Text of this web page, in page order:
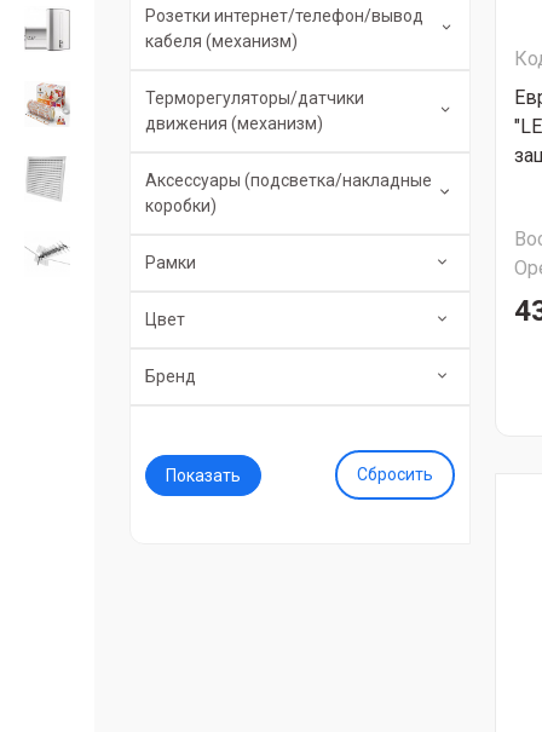
Розетки интернет/телефон/вывод
кабеля (механизм)
Терморегуляторы/датчики
движения (механизм)
Аксессуары (подсветка/накладные
коробки)
Рамки
Цвет
Бренд
Сбросить